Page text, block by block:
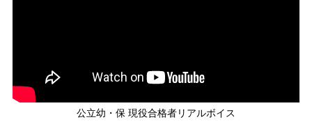
公立幼・保 現役合格者リアルボイス